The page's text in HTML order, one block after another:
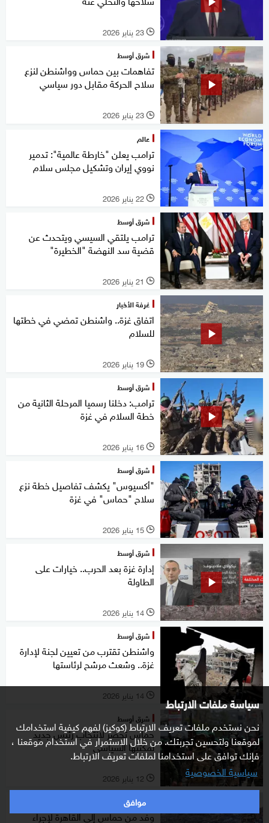
سياسة ملفات الارتباط
نحن نستخدم ملفات تعريف الارتباط (كوكيز) لفهم كيفية استخدامك
لموقعنا ولتحسين تجربتك. من خلال الاستمرار في استخدام موقعنا ،
فإنك توافق على استخدامنا لملفات تعريف الارتباط.
سياسية الخصوصية
موافق
l 23 يناير 2026
شرق أوسط
تفاهمات بين حماس وواشنطن لنزع
سلاح الحركة مقابل دور سياسي
l 23 يناير 2026
عالم
ترامب يعلن "خارطة عالمية": تدمير
نووي إيران وتشكيل مجلس سلام
l 22 يناير 2026
شرق أوسط
ترامب يلتقي السيسي ويتحدث عن
قضية سد النهضة "الخطيرة"
l 21 يناير 2026
غرفة الأخبار
اتفاق غزة.. واشنطن تمضي في خطتها
للسلام
l 19 يناير 2026
شرق أوسط
ترامب: دخلنا رسميا المرحلة الثانية من
خطة السلام في غزة
l 16 يناير 2026
شرق أوسط
"أكسيوس" يكشف تفاصيل خطة نزع
سلاح "حماس" في غزة
l 15 يناير 2026
شرق أوسط
إدارة غزة بعد الحرب.. خيارات على
الطاولة
l 14 يناير 2026
شرق أوسط
واشنطن تقترب من تعيين لجنة لإدارة
غزة.. وشعث مرشح لرئاستها
l 14 يناير 2026
شرق أوسط
حماس تحضر لانتخاب رئيس جديد
لمكتبها السياسي
l 12 يناير 2026
شرق أوسط
وفد من حماس إلى القاهرة لإجراء